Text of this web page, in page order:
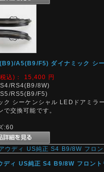
A5(B9/F5) ダイナミック シ
込)： 15,400
円
RS4(B9/8W)
RS5(B9/F5)
ク シーケンシャル LEDドアミラ
で交換可能です。
:60
ディ US純正 S4 B9/8W フロント